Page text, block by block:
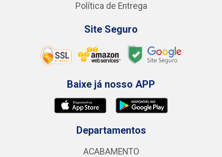
Política de Entrega
Site Seguro
Baixe já nosso APP
Departamentos
ACABAMENTO